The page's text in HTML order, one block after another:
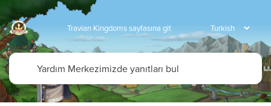
Travian Kingdoms sayfasına git